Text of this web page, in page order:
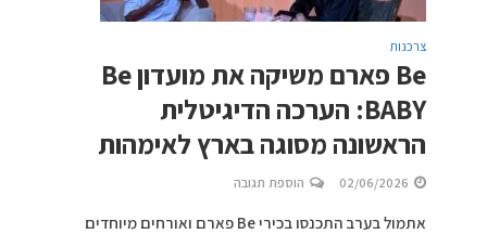
צרכנות
Be פארם משיקה את מועדון Be
BABY: הערכה הדיגיטלית
הראשונה מסוגה בארץ לאימהות
02/06/2026 הוספת תגובה
אתמול בערב התכנסו בכירי Be פארם ואורחים מיוחדים